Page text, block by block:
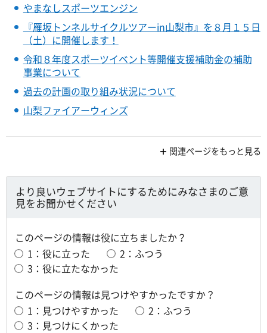
やまなしスポーツエンジン
『雁坂トンネルサイクルツアーin山梨市』を８月１５日
（土）に開催します！
令和８年度スポーツイベント等開催支援補助金の補助
事業について
過去の計画の取り組み状況について
山梨ファイアーウィンズ
関連ページをもっと見る
より良いウェブサイトにするためにみなさまのご意
見をお聞かせください
このページの情報は役に立ちましたか？
1：役に立った
2：ふつう
3：役に立たなかった
このページの情報は見つけやすかったですか？
1：見つけやすかった
2：ふつう
3：見つけにくかった